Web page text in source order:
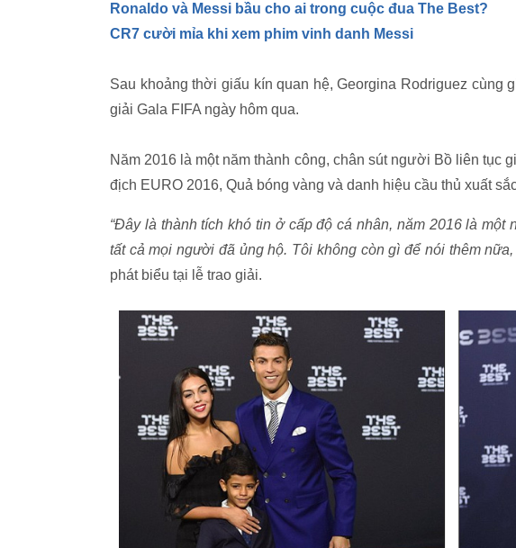
Ronaldo và Messi bầu cho ai trong cuộc đua The Best?
CR7 cười mỉa khi xem phim vinh danh Messi
Sau khoảng thời giấu kín quan hệ, Georgina Rodriguez cùng
giải Gala FIFA ngày hôm qua.
Năm 2016 là một năm thành công, chân sút người Bồ liên tục
địch EURO 2016, Quả bóng vàng và danh hiệu cầu thủ xuất
“Đây là thành tích khó tin ở cấp độ cá nhân, năm 2016 là một
tất cả mọi người đã ủng hộ. Tôi không còn gì để nói thêm
phát biểu tại lễ trao giải.